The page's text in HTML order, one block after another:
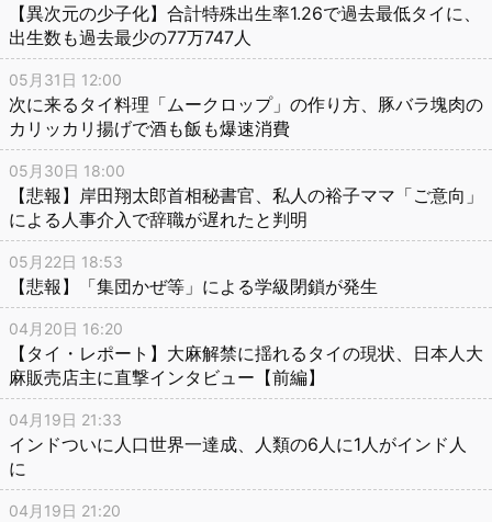
【異次元の少子化】合計特殊出生率1.26で過去最低タイに、
出生数も過去最少の77万747人
05月31日 12:00
次に来るタイ料理「ムークロップ」の作り方、豚バラ塊肉の
カリッカリ揚げで酒も飯も爆速消費
05月30日 18:00
【悲報】岸田翔太郎首相秘書官、私人の裕子ママ「ご意向」
による人事介入で辞職が遅れたと判明
05月22日 18:53
【悲報】「集団かぜ等」による学級閉鎖が発生
04月20日 16:20
【タイ・レポート】大麻解禁に揺れるタイの現状、日本人大
麻販売店主に直撃インタビュー【前編】
04月19日 21:33
インドついに人口世界一達成、人類の6人に1人がインド人
に
04月19日 21:20